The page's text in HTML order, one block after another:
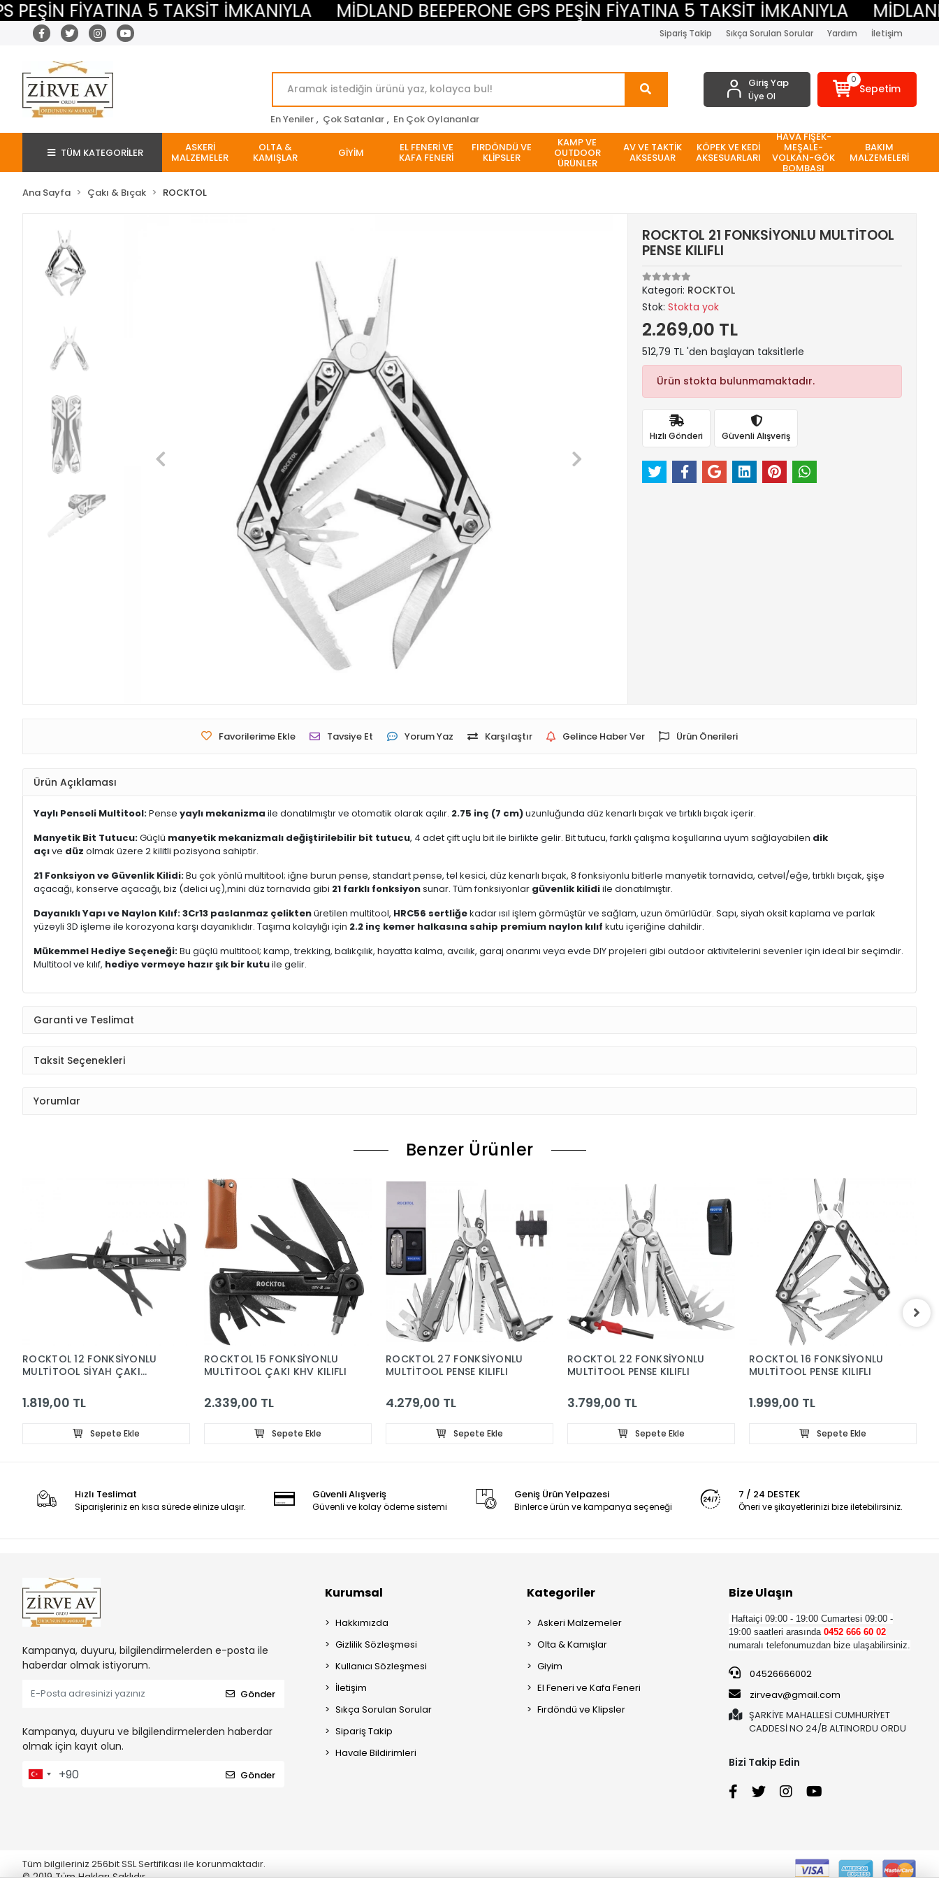
FİYATINA 5 TAKSİT İMKANIYLA MİDLAND BEEPERONE GPS PEŞİN FİYATINA 5 TAKSİT İMKANIYLA MİDLAND
Sipariş Takip Sıkça Sorulan Sorular Yardım İletişim
En Yeniler , Çok Satanlar , En Çok Oylananlar
Giriş Yap
Üye Ol
0
Sepetim
TÜM KATEGORİLER ASKERİ
MALZEMELER
OLTA &
KAMIŞLAR GİYİM EL FENERİ VE
KAFA FENERİ
FIRDÖNDÜ VE
KLİPSLER
KAMP VE
OUTDOOR
ÜRÜNLER
AV VE TAKTİK
AKSESUAR
KÖPEK VE KEDİ
AKSESUARLARI
HAVA FİŞEK-
MEŞALE-
VOLKAN-GÖK
BOMBASI
BAKIM
MALZEMELERİ
Ana Sayfa Çakı & Bıçak ROCKTOL
ROCKTOL 21 FONKSİYONLU MULTİTOOL
PENSE KILIFLI
Kategori: ROCKTOL
Stok:Stokta yok
2.269,00 TL
512,79 TL 'den başlayan taksitlerle
Ürün stokta bulunmamaktadır.
Hızlı Gönderi Güvenli Alışveriş
Favorilerime Ekle Tavsiye Et Yorum Yaz Karşılaştır Gelince Haber Ver Ürün Önerileri
Ürün Açıklaması
Yaylı Penseli Multitool:Pense yaylı mekanizma ile donatılmıştır ve otomatik olarak açılır. 2.75 inç (7 cm)uzunluğunda düz kenarlı bıçak ve tırtıklı bıçak içerir.
Manyetik Bit Tutucu:Güçlü manyetik mekanizmalı değiştirilebilir bit tutucu, 4 adet çift uçlu bit ile birlikte gelir. Bit tutucu, farklı çalışma koşullarına uyum sağlayabilen dik
açıve düz olmak üzere 2 kilitli pozisyona sahiptir.
21 Fonksiyon ve Güvenlik Kilidi:Bu çok yönlü multitool; iğne burun pense, standart pense, tel kesici, düz kenarlı bıçak, 8 fonksiyonlu bitlerle manyetik tornavida, cetvel/eğe, tırtıklı bıçak, şişe
açacağı, konserve açacağı, biz (delici uç),mini düz tornavida gibi 21 farklı fonksiyonsunar. Tüm fonksiyonlar güvenlik kilidiile donatılmıştır.
Dayanıklı Yapı ve Naylon Kılıf:3Cr13 paslanmaz çeliktenüretilen multitool, HRC56 sertliğekadar ısıl işlem görmüştür ve sağlam, uzun ömürlüdür. Sapı, siyah oksit kaplama ve parlak
yüzeyli 3D işleme ile korozyona karşı dayanıklıdır. Taşıma kolaylığı için 2.2 inç kemer halkasına sahip premium naylon kılıf kutu içeriğine dahildir.
Mükemmel Hediye Seçeneği:Bu güçlü multitool; kamp, trekking, balıkçılık, hayatta kalma, avcılık, garaj onarımı veya evde DIY projeleri gibi outdoor aktivitelerini sevenler için ideal bir seçimdir.
Multitool ve kılıf, hediye vermeye hazır şık bir kutuile gelir.
Garanti ve Teslimat
Taksit Seçenekleri
Yorumlar
Benzer Ürünler
ROCKTOL 12 FONKSİYONLU
MULTİTOOL SİYAH ÇAKI
1.819,00 TL
Sepete Ekle
ROCKTOL 15 FONKSİYONLU
MULTİTOOL ÇAKI KHV KILIFLI
2.339,00 TL
Sepete Ekle
ROCKTOL 27 FONKSİYONLU
MULTİTOOL PENSE KILIFLI
4.279,00 TL
Sepete Ekle
ROCKTOL 22 FONKSİYONLU
MULTİTOOL PENSE KILIFLI
3.799,00 TL
Sepete Ekle
ROCKTOL 16 FONKSİYONLU
MULTİTOOL PENSE KILIFLI
1.999,00 TL
Sepete Ekle
Hızlı Teslimat
Siparişleriniz en kısa sürede elinize ulaşır.
Güvenli Alışveriş
Güvenli ve kolay ödeme sistemi
Geniş Ürün Yelpazesi
Binlerce ürün ve kampanya seçeneği
7 / 24 DESTEK
Öneri ve şikayetlerinizi bize iletebilirsiniz.
Kampanya, duyuru, bilgilendirmelerden e-posta ile
haberdar olmak istiyorum.
Gönder
Kampanya, duyuru ve bilgilendirmelerden haberdar
olmak için kayıt olun.
Gönder
Kurumsal
Hakkımızda
Gizlilik Sözleşmesi
Kullanıcı Sözleşmesi
İletişim
Sıkça Sorulan Sorular
Sipariş Takip
Havale Bildirimleri
Kategoriler
Askeri Malzemeler
Olta & Kamışlar
Giyim
El Feneri ve Kafa Feneri
Fırdöndü ve Klipsler
Bize Ulaşın
Haftaiçi 09:00 - 19:00Cumartesi 09:00 -
19:00 saatleri arasında0452 666 60 02
numaralı telefonumuzdan bize ulaşabilirsiniz.
04526666002
zirveav@gmail.com
ŞARKİYE MAHALLESİ CUMHURİYET
CADDESİ NO 24/B ALTINORDU ORDU
Bizi Takip Edin
Tüm bilgileriniz 256bit SSL Sertifikası ile korunmaktadır.